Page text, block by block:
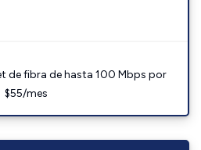
de fibra de hasta 100 Mbps por
$55/mes